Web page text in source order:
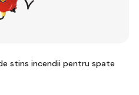
stins incendii pentru spate